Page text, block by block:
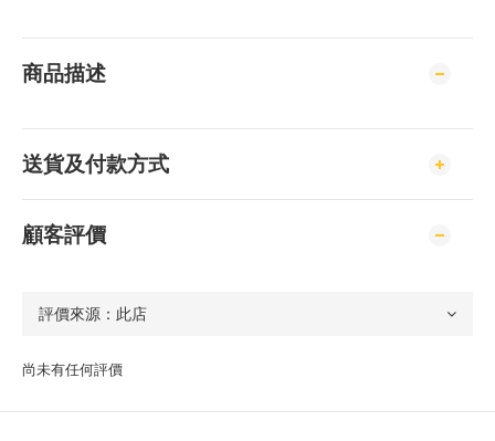
商品描述
送貨及付款方式
顧客評價
尚未有任何評價